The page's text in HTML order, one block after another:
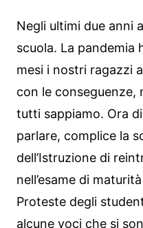
Negli ultimi due anni
scuola. La
mesi i nostri ragazzi
con le conseguenze,
tutti sappiamo. Ora
parlare, complice la
dell’Istruzione di
nell’esame di
Proteste degli
alcune voci che si